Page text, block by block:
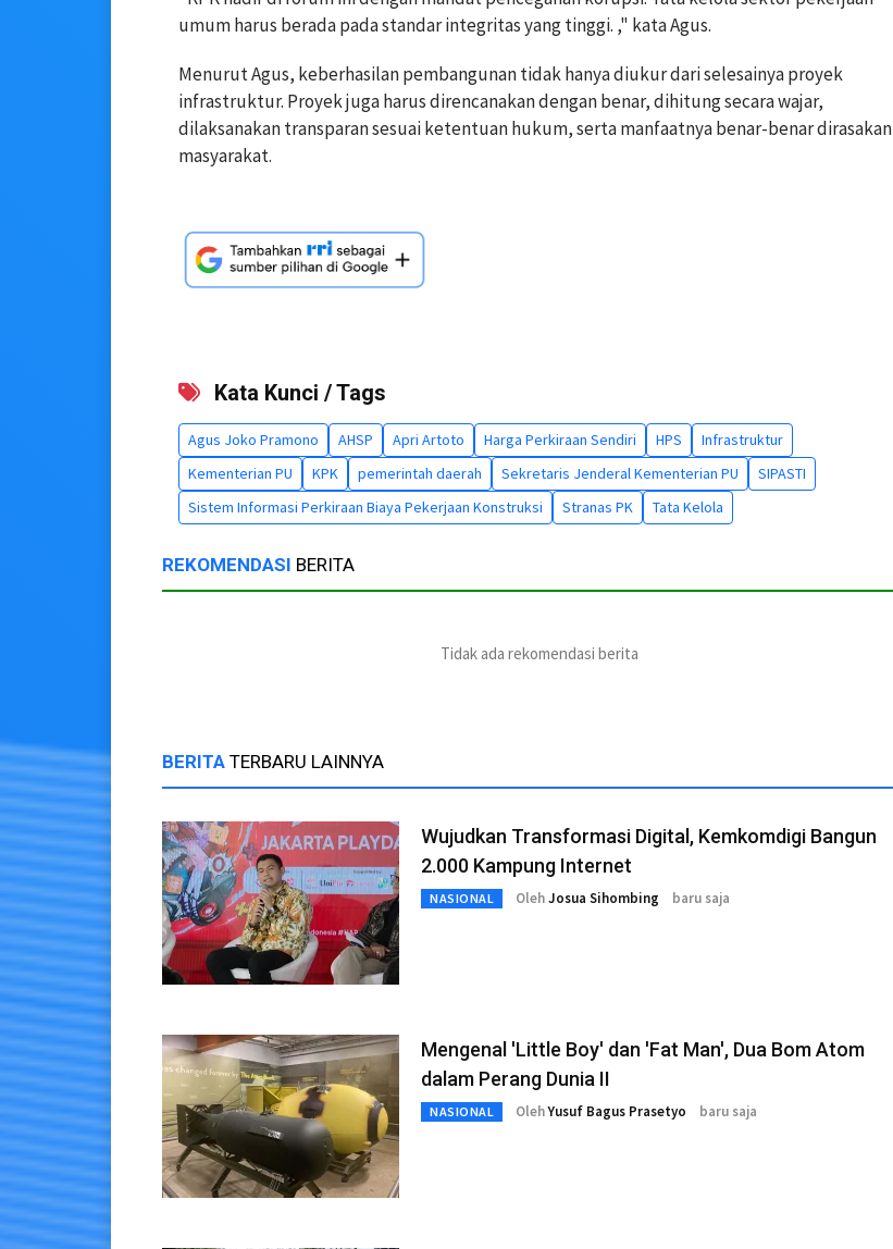
umum harus berada pada standar integritas yang tinggi. ," kata Agus.
Menurut Agus, keberhasilan pembangunan tidak hanya diukur dari selesainya proyek
infrastruktur. Proyek juga harus direncanakan dengan benar, dihitung secara wajar,
dilaksanakan transparan sesuai ketentuan hukum, serta manfaatnya benar-benar dirasakan
masyarakat.
Kata Kunci / Tags
Agus Joko Pramono AHSP Apri Artoto Harga Perkiraan Sendiri HPS
Infrastruktur
Kementerian PU
KPK pemerintah daerah Sekretaris Jenderal Kementerian PU
SIPASTI
Sistem Informasi Perkiraan Biaya Pekerjaan Konstruksi
Stranas PK Tata Kelola
REKOMENDASI BERITA
Tidak ada rekomendasi berita
BERITA TERBARU LAINNYA
Wujudkan Transformasi Digital, Kemkomdigi Bangun
2.000 Kampung Internet
NASIONAL OlehJosua Sihombing baru saja
Mengenal 'Little Boy' dan 'Fat Man', Dua Bom Atom
dalam Perang Dunia II
NASIONAL OlehYusuf Bagus Prasetyo baru saja